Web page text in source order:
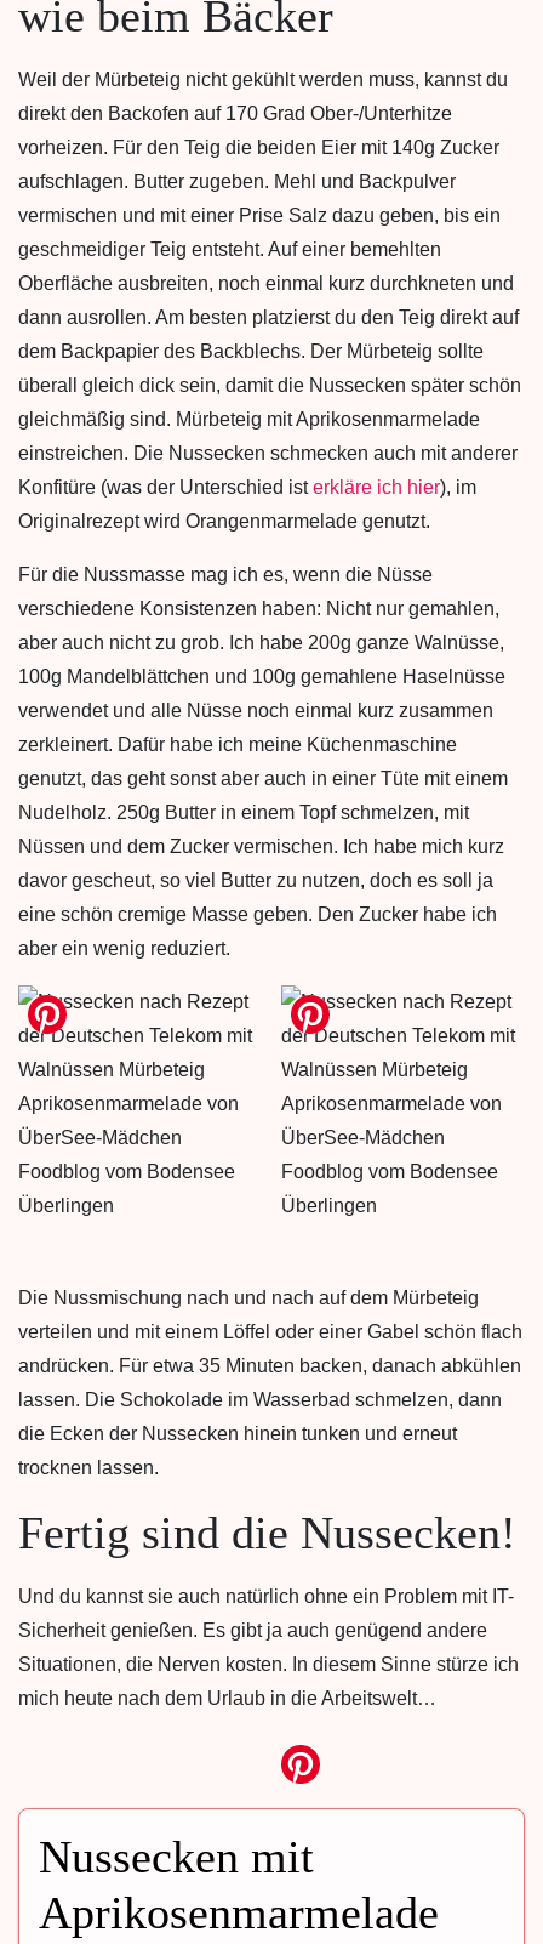
wie beim Bäcker
Weil der Mürbeteig nicht gekühlt werden muss, kannst du
direkt den Backofen auf 170 Grad Ober-/Unterhitze
vorheizen. Für den Teig die beiden Eier mit 140g Zucker
aufschlagen. Butter zugeben. Mehl und Backpulver
vermischen und mit einer Prise Salz dazu geben, bis ein
geschmeidiger Teig entsteht. Auf einer bemehlten
Oberfläche ausbreiten, noch einmal kurz durchkneten und
dann ausrollen. Am besten platzierst du den Teig direkt auf
dem Backpapier des Backblechs. Der Mürbeteig sollte
überall gleich dick sein, damit die Nussecken später schön
gleichmäßig sind. Mürbeteig mit Aprikosenmarmelade
einstreichen. Die Nussecken schmecken auch mit anderer
Konfitüre (was der Unterschied isterkläre ich hier), im
Originalrezept wird Orangenmarmelade genutzt.
Für die Nussmasse mag ich es, wenn die Nüsse
verschiedene Konsistenzen haben: Nicht nur gemahlen,
aber auch nicht zu grob. Ich habe 200g ganze Walnüsse,
100g Mandelblättchen und 100g gemahlene Haselnüsse
verwendet und alle Nüsse noch einmal kurz zusammen
zerkleinert. Dafür habe ich meine Küchenmaschine
genutzt, das geht sonst aber auch in einer Tüte mit einem
Nudelholz. 250g Butter in einem Topf schmelzen, mit
Nüssen und dem Zucker vermischen. Ich habe mich kurz
davor gescheut, so viel Butter zu nutzen, doch es soll ja
eine schön cremige Masse geben. Den Zucker habe ich
aber ein wenig reduziert.
Die Nussmischung nach und nach auf dem Mürbeteig
verteilen und mit einem Löffel oder einer Gabel schön flach
andrücken. Für etwa 35 Minuten backen, danach abkühlen
lassen. Die Schokolade im Wasserbad schmelzen, dann
die Ecken der Nussecken hinein tunken und erneut
trocknen lassen.
Fertig sind die Nussecken!
Und du kannst sie auch natürlich ohne ein Problem mit IT-
Sicherheit genießen. Es gibt ja auch genügend andere
Situationen, die Nerven kosten. In diesem Sinne stürze ich
mich heute nach dem Urlaub in die Arbeitswelt…
Nussecken mit
Aprikosenmarmelade